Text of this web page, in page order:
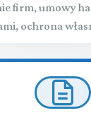
firm, umowy
ochrona